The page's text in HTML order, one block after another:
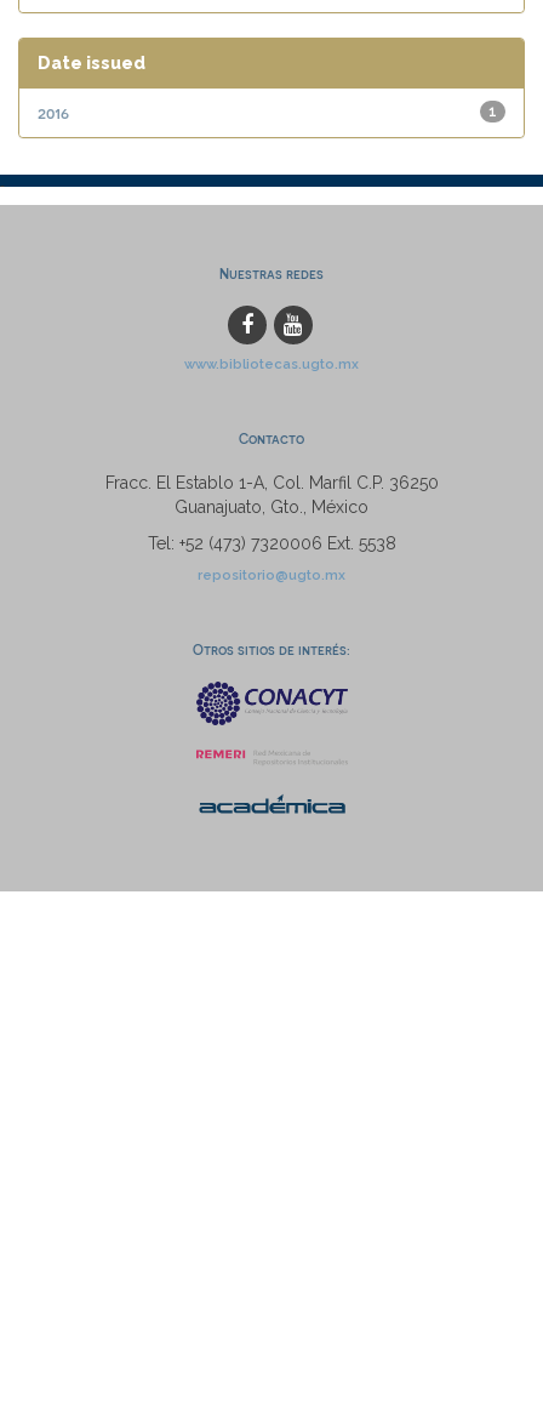
Date issued
1
2016
Nuestras redes
www.bibliotecas.ugto.mx
Contacto
Fracc. El Establo 1-A, Col. Marfil C.P. 36250
Guanajuato, Gto., México
Tel: +52 (473) 7320006 Ext. 5538
repositorio@ugto.mx
Otros sitios de interés: